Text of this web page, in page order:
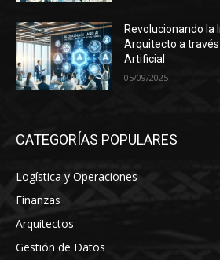
Revolucionando la
Arquitecto a
Artificial
05/09/2025
CATEGORÍAS POPULARES
Logística y Operaciones
Finanzas
Arquitectos
Gestión de Datos